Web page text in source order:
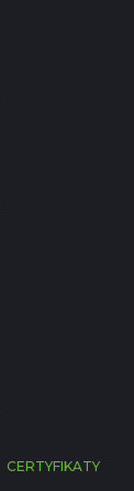
CERTYFIKATY